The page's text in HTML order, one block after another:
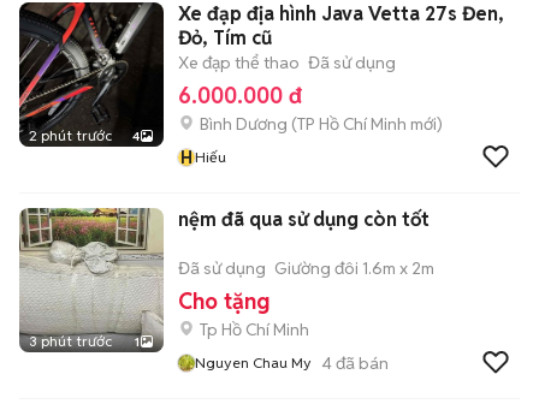
2 phút trước 4
Xe đạp địa hình Java Vetta 27s Đen,
Đỏ, Tím cũ
Xe đạp thể thao Đã sử dụng
6.000.000 đ
Bình Dương (TP Hồ Chí Minh mới)
HHiếu
3 phút trước 1
nệm đã qua sử dụng còn tốt
Đã sử dụng Giường đôi 1.6m x 2m
Cho tặng
Tp Hồ Chí Minh
Nguyen Chau My 4đã bán